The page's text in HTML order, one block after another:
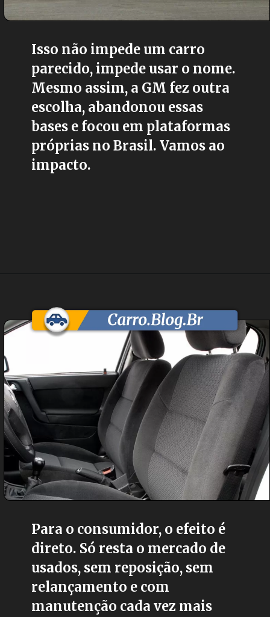
Isso não impede um carro
parecido, impede usar o nome.
Mesmo assim, a GM fez outra
escolha, abandonou essas
bases e focou em plataformas
próprias no Brasil. Vamos ao
impacto.
Para o consumidor, o efeito é
direto. Só resta o mercado de
usados, sem reposição, sem
relançamento e com
manutenção cada vez mais